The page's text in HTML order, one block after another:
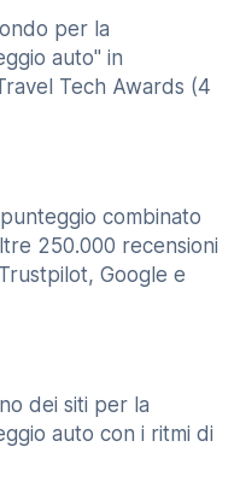
per la
auto" in
Tech Awards (4
combinato
250.000 recensioni
Google e
dei siti per la
auto con i ritmi di